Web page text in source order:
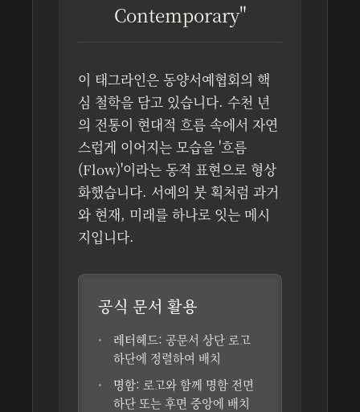
Contemporary"
이 태그라인은 동양서예협회의 핵
심 철학을 담고 있습니다. 수천 년
의 전통이 현대적 흐름 속에서 자연
스럽게 이어지는 모습을 '흐름
(Flow)'이라는 동적 표현으로 형상
화했습니다. 서예의 붓 획처럼 과거
와 현재, 미래를 하나로 잇는 메시
지입니다.
공식 문서 활용
레터헤드: 공문서 상단 로고
하단에 정렬하여 배치
명함: 로고와 함께 명함 전면
하단 또는 후면 중앙에 배치